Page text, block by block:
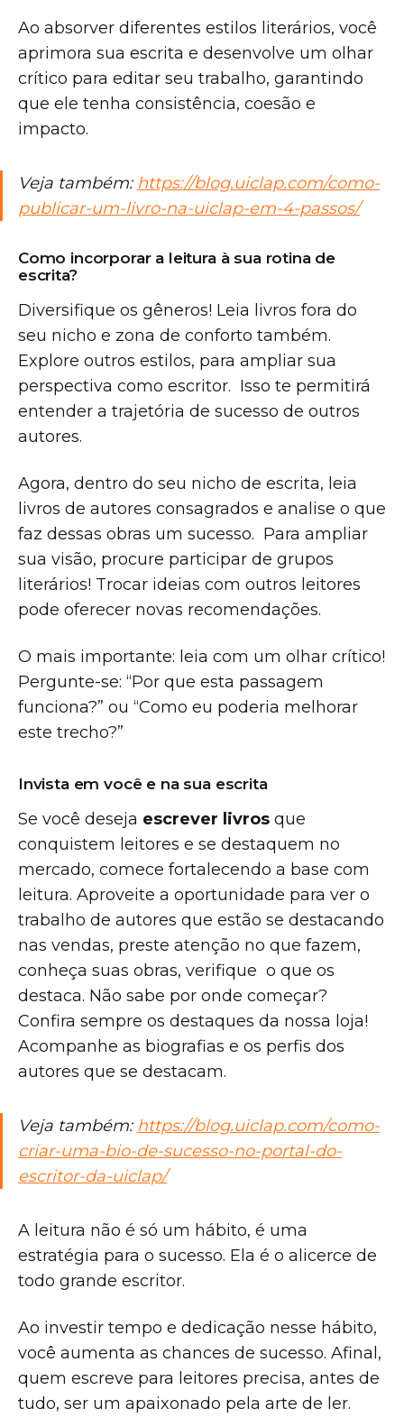
Ao absorver diferentes estilos literários, você
aprimora sua escrita e desenvolve um olhar
crítico para editar seu trabalho, garantindo
que ele tenha consistência, coesão e
impacto.
Veja também: https://blog.uiclap.com/como-
publicar-um-livro-na-uiclap-em-4-passos/
Como incorporar a leitura à sua rotina de
escrita?
Diversifique os gêneros! Leia livros fora do
seu nicho e zona de conforto também.
Explore outros estilos, para ampliar sua
perspectiva como escritor. Isso te permitirá
entender a trajetória de sucesso de outros
autores.
Agora, dentro do seu nicho de escrita, leia
livros de autores consagrados e analise o que
faz dessas obras um sucesso. Para ampliar
sua visão, procure participar de grupos
literários! Trocar ideias com outros leitores
pode oferecer novas recomendações.
O mais importante: leia com um olhar crítico!
Pergunte-se: “Por que esta passagem
funciona?” ou “Como eu poderia melhorar
este trecho?”
Invista em você e na sua escrita
Se você deseja escrever livros que
conquistem leitores e se destaquem no
mercado, comece fortalecendo a base com
leitura. Aproveite a oportunidade para ver o
trabalho de autores que estão se destacando
nas vendas, preste atenção no que fazem,
conheça suas obras, verifique o que os
destaca. Não sabe por onde começar?
Confira sempre os destaques da nossa loja!
Acompanhe as biografias e os perfis dos
autores que se destacam.
Veja também: https://blog.uiclap.com/como-
criar-uma-bio-de-sucesso-no-portal-do-
escritor-da-uiclap/
A leitura não é só um hábito, é uma
estratégia para o sucesso. Ela é o alicerce de
todo grande escritor.
Ao investir tempo e dedicação nesse hábito,
você aumenta as chances de sucesso. Afinal,
quem escreve para leitores precisa, antes de
tudo, ser um apaixonado pela arte de ler.